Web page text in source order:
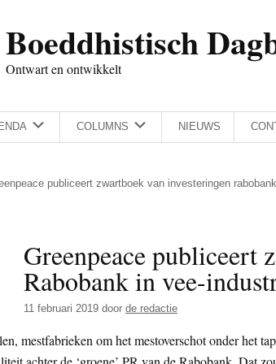
Boeddhistisch
Ontwart en ontwikkelt
COLUMNS NIEUWS
publiceert zwartboek van investeringen
Greenpeace publiceert
Rabobank in vee-
11 februari 2019 door de redactie
mestfabrieken om het mestoverschot onder het